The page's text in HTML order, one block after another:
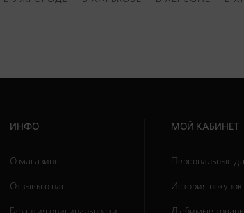
ИНФО
О магазине
Отзывы о нас
МОЙ КАБИНЕТ
Персональные
История покупок